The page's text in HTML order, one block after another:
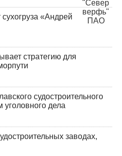
«Андрей
стратегию для
судостроительного
уголовного дела
заводах,